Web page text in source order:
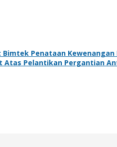
Bimtek Penataan
Atas Pelantikan Pergantian